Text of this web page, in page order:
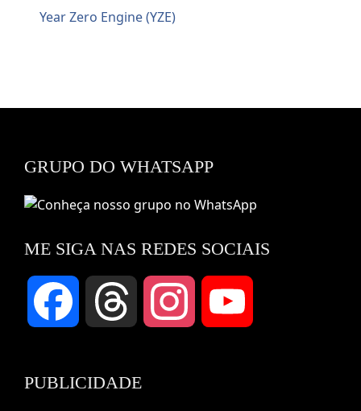
Year Zero Engine (YZE)
GRUPO DO WHATSAPP
ME SIGA NAS REDES SOCIAIS
Facebook Threads Instagram
PUBLICIDADE